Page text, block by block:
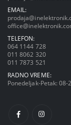
EMAIL:
TELEFON:
064 1144 728
011 8062 320
011 7873 521
RADNO VREME:
Ponedeljak-Petak: